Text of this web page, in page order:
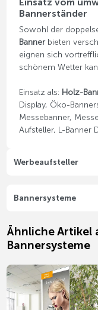
Einsatz vom
Bannerständer
Sowohl der
Bannerbieten
eignen sich
schönem Wetter
Einsatz als: Holz-
Display, Öko-
Messebanner,
Aufsteller, L-Banner
Werbeaufsteller
Bannersysteme
Ähnliche Artikel
Bannersysteme